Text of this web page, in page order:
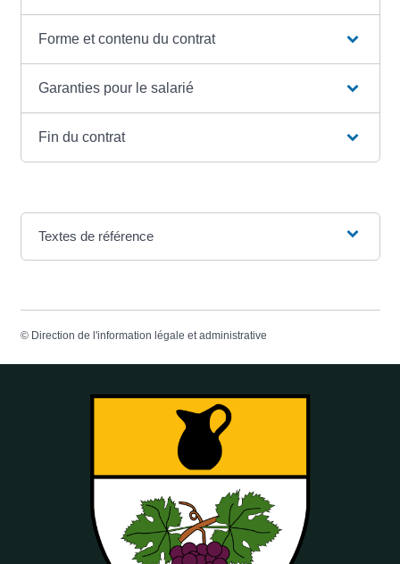
Forme et contenu du contrat
Garanties pour le salarié
Fin du contrat
Textes de référence
© Direction de l'information légale et administrative